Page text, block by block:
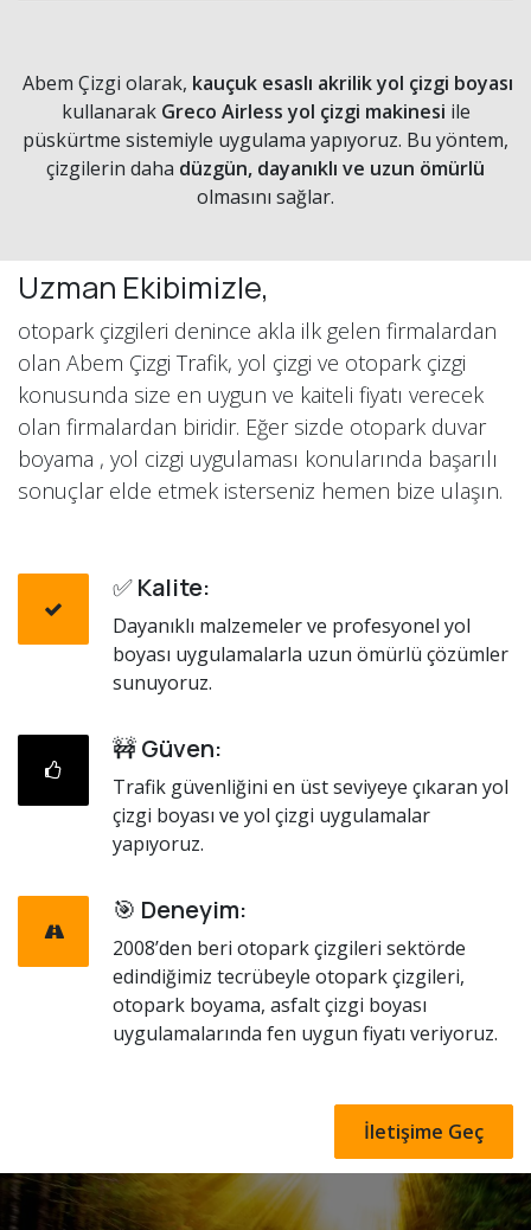
Abem Çizgi olarak, kauçuk esaslı akrilik yol çizgi boyası
kullanarak Greco Airless yol çizgi makinesi ile
püskürtme sistemiyle uygulama yapıyoruz. Bu yöntem,
çizgilerin daha düzgün, dayanıklı ve uzun ömürlü
olmasını sağlar.
Uzman Ekibimizle,
otopark çizgileri denince akla ilk gelen firmalardan
olan Abem Çizgi Trafik, yol çizgi ve otopark çizgi
konusunda size en uygun ve kaiteli fiyatı verecek
olan firmalardan biridir. Eğer sizde otopark duvar
boyama , yol cizgi uygulaması konularında başarılı
sonuçlar elde etmek isterseniz hemen bize ulaşın.
✅Kalite:
Dayanıklı malzemeler ve profesyonel yol
boyası uygulamalarla uzun ömürlü çözümler
sunuyoruz.
🚧Güven:
Trafik güvenliğini en üst seviyeye çıkaran yol
çizgi boyası ve yol çizgi uygulamalar
yapıyoruz.
🎯 Deneyim:
2008’den beri otopark çizgileri sektörde
edindiğimiz tecrübeyle otopark çizgileri,
otopark boyama, asfalt çizgi boyası
uygulamalarında fen uygun fiyatı veriyoruz.
İletişime Geç